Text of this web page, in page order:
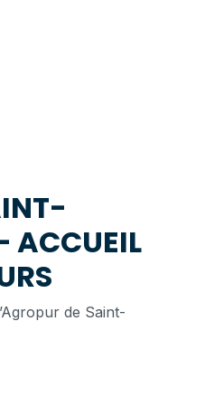
ACCUEIL
de Saint-